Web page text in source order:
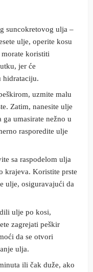
suncokretovog ulja –
ulje, operite kosu
koristiti
jer će
hidrataciju.
uzmite malu
Zatim, nanesite ulje
umasirate nežno u
rasporedite ulje
sa raspodelom ulja
krajeva. Koristite prste
ulje, osiguravajući da
ulje po kosi,
zagrejati peškir
da se otvori
ulja.
ili čak duže, ako